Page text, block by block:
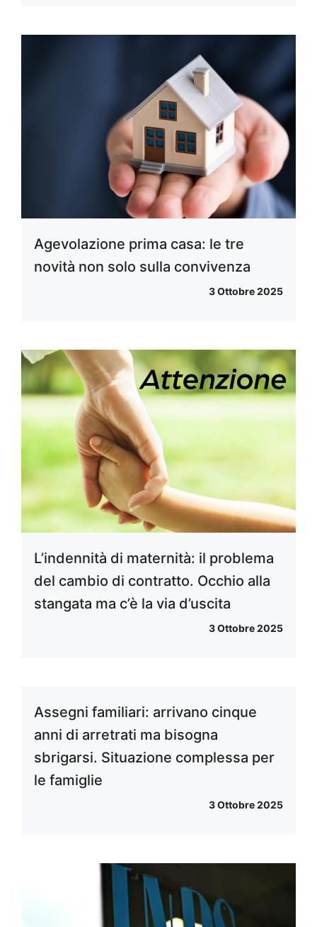
Agevolazione prima casa: le tre
novità non solo sulla convivenza
3 Ottobre 2025
L’indennità di maternità: il problema
del cambio di contratto. Occhio alla
stangata ma c’è la via d’uscita
3 Ottobre 2025
Assegni familiari: arrivano cinque
anni di arretrati ma bisogna
sbrigarsi. Situazione complessa per
le famiglie
3 Ottobre 2025